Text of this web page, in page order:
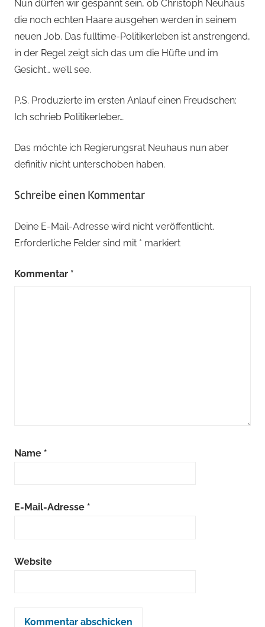
Nun dürfen wir gespannt sein, ob Christoph Neuhaus
die noch echten Haare ausgehen werden in seinem
neuen Job. Das fulltime-Politikerleben ist anstrengend,
in der Regel zeigt sich das um die Hüfte und im
Gesicht… we’ll see.
P.S. Produzierte im ersten Anlauf einen Freudschen:
Ich schrieb Politikerleber…
Das möchte ich Regierungsrat Neuhaus nun aber
definitiv nicht unterschoben haben.
Schreibe einen Kommentar
Deine E-Mail-Adresse wird nicht veröffentlicht.
Erforderliche Felder sind mit * markiert
Kommentar *
Name *
E-Mail-Adresse *
Website